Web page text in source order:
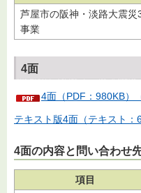
芦屋市の阪神・淡路大震災
事業
4面
4面（PDF：980KB）
テキスト版4面（テキスト：
4面の内容と問い合わせ
項目